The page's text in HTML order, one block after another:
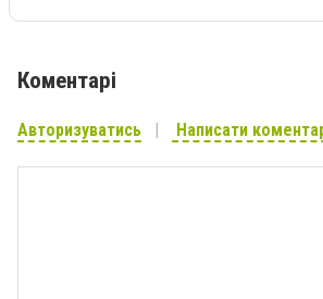
Коментарі
Авторизуватись Написати